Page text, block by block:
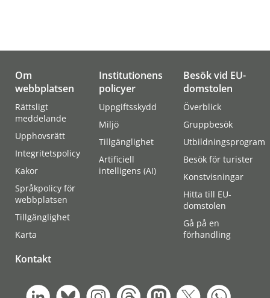
Om
webbplatsen
Rättsligt
meddelande
Upphovsrätt
Integritetspolicy
Kakor
Språkpolicy för
webbplatsen
Tillgänglighet
Karta
Institutionens
policyer
Uppgiftsskydd
Miljö
Tillgänglighet
Artificiell
intelligens (AI)
Besök vid EU-
domstolen
Överblick
Gruppbesök
Utbildningsprogram
Besök för turister
Konstvisningar
Hitta till EU-
domstolen
Gå på en
förhandling
Kontakt